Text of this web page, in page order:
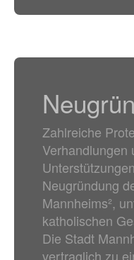
Zahlreiche
Verhandlungen
Neugründung
Mannheims²,
katholischen
Die Stadt
vertraglich zu